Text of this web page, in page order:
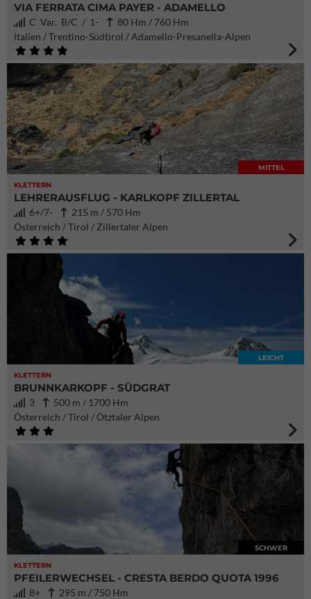
VIA FERRATA CIMA PAYER - ADAMELLO
C Var. B/C / 1-
80 Hm / 760 Hm
Italien / Trentino-Südtirol / Adamello-Presanella-Alpen
KLETTERN
MITTEL
LEHRERAUSFLUG - KARLKOPF ZILLERTAL
6+/7-
215 m / 570 Hm
Österreich / Tirol / Zillertaler Alpen
KLETTERN
LEICHT
BRUNNKARKOPF - SÜDGRAT
3
500 m / 1700 Hm
Österreich / Tirol / Ötztaler Alpen
KLETTERN
SCHWER
PFEILERWECHSEL - CRESTA BERDO QUOTA 1996
8+
295 m / 750 Hm